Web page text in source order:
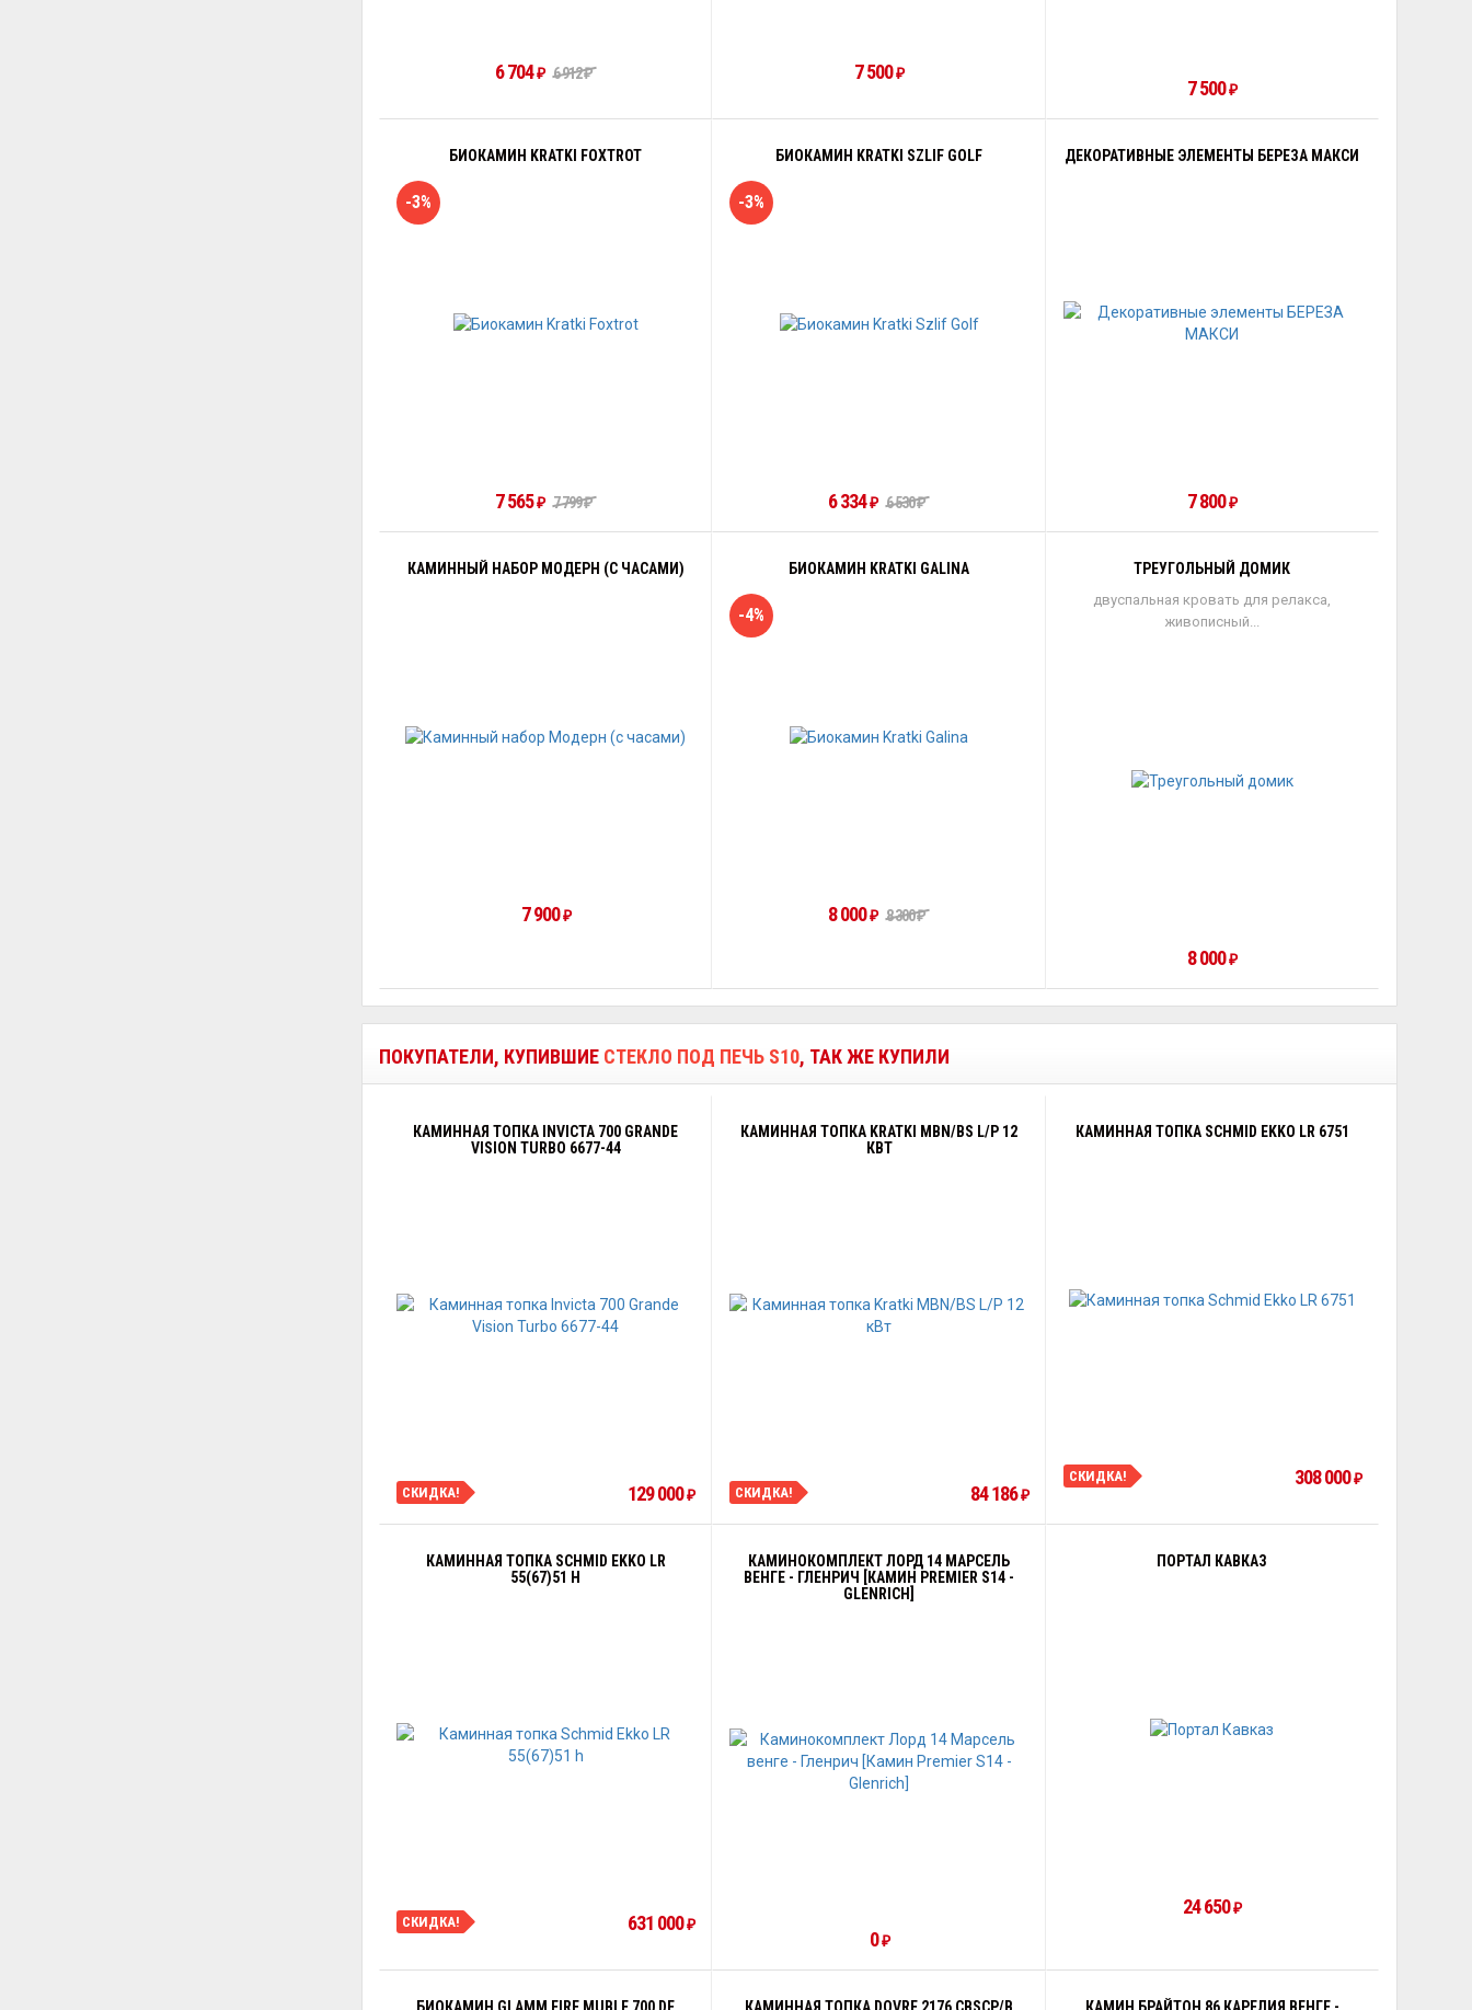
6 704₽ 6 912₽ 7 500₽
7 500₽
БИОКАМИН KRATKI FOXTROT
-3%
7 565₽ 7 799₽
БИОКАМИН KRATKI SZLIF GOLF
-3%
6 334₽ 6 530₽
ДЕКОРАТИВНЫЕ ЭЛЕМЕНТЫ БЕРЕЗА МАКСИ
7 800₽
КАМИННЫЙ НАБОР МОДЕРН (С ЧАСАМИ)
7 900₽
БИОКАМИН KRATKI GALINA
-4%
8 000₽ 8 300₽
ТРЕУГОЛЬНЫЙ ДОМИК
двуспальная кровать для релакса,
живописный...
8 000₽
ПОКУПАТЕЛИ, КУПИВШИЕ СТЕКЛО ПОД ПЕЧЬ S10, ТАК ЖЕ КУПИЛИ
КАМИННАЯ ТОПКА INVICTA 700 GRANDE
VISION TURBO 6677-44
СКИДКА! 129 000₽
КАМИННАЯ ТОПКА KRATKI MBN/BS L/P 12
КВТ
СКИДКА! 84 186₽
КАМИННАЯ ТОПКА SCHMID EKKO LR 6751
СКИДКА! 308 000₽
КАМИННАЯ ТОПКА SCHMID EKKO LR
55(67)51 H
СКИДКА! 631 000₽
КАМИНОКОМПЛЕКТ ЛОРД 14 МАРСЕЛЬ
ВЕНГЕ - ГЛЕНРИЧ [КАМИН PREMIER S14 -
GLENRICH]
0₽
ПОРТАЛ КАВКАЗ
24 650₽